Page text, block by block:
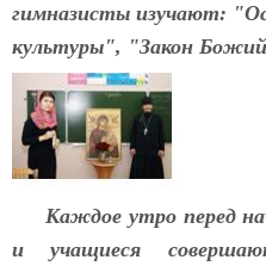
гимназисты изучают:
культуры", "Закон
Каждое утро перед
и учащиеся